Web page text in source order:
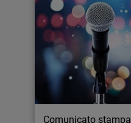
Comunicato stampa